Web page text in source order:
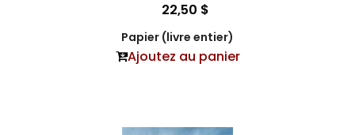
22,50 $
Papier (livre entier)
Ajoutez au panier